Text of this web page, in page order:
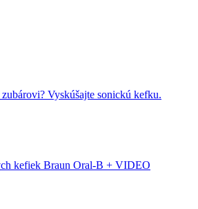
Vyskúšajte sonickú kefku.
kefiek Braun Oral-B + VIDEO